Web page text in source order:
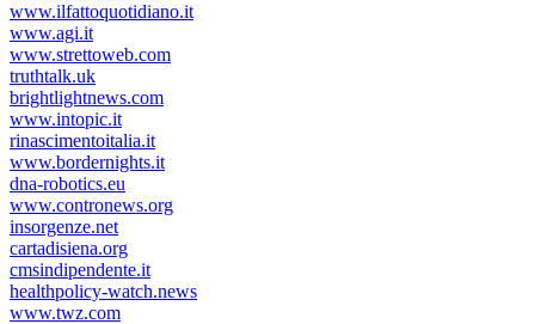
www.ilfattoquotidiano.it
www.agi.it
www.strettoweb.com
truthtalk.uk
brightlightnews.com
www.intopic.it
rinascimentoitalia.it
www.bordernights.it
dna-robotics.eu
www.contronews.org
insorgenze.net
cartadisiena.org
cmsindipendente.it
healthpolicy-watch.news
www.twz.com